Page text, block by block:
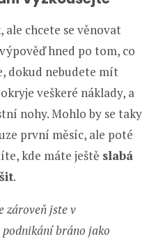
chcete se věnovat
hned po tom, co
dokud nebudete mít
veškeré náklady, a
nohy. Mohlo by se taky
první měsíc, ale poté
kde máte ještě slabá
.
zároveň jste v
podnikání bráno jako